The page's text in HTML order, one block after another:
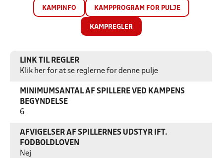
KAMPINFO KAMPPROGRAM FOR PULJE
KAMPREGLER
LINK TIL REGLER
Klik her for at se reglerne for denne pulje
MINIMUMSANTAL AF SPILLERE VED KAMPENS
BEGYNDELSE
6
AFVIGELSER AF SPILLERNES UDSTYR IFT.
FODBOLDLOVEN
Nej